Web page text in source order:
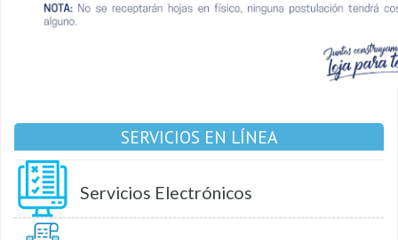
SERVICIOS EN LÍNEA
Servicios Electrónicos